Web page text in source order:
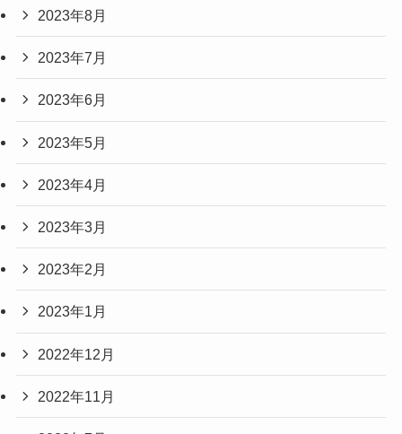
2023年8月
2023年7月
2023年6月
2023年5月
2023年4月
2023年3月
2023年2月
2023年1月
2022年12月
2022年11月